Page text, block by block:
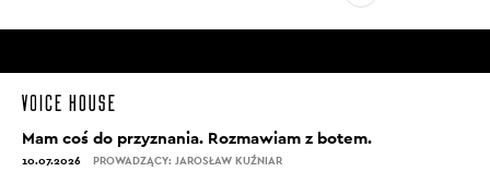
Mam coś do przyznania. Rozmawiam z botem.
10.07.2026 PROWADZĄCY: JAROSŁAW KUŹNIAR